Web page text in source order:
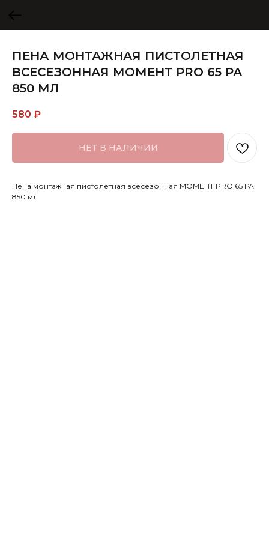
ПЕНА МОНТАЖНАЯ ПИСТОЛЕТНАЯ
ВСЕСЕЗОННАЯ МОМЕНТ PRO 65 РА
850 МЛ
580 ₽
НЕТ В НАЛИЧИИ
Пена монтажная пистолетная всесезонная МОМЕНТ PRO 65 РА
850 мл